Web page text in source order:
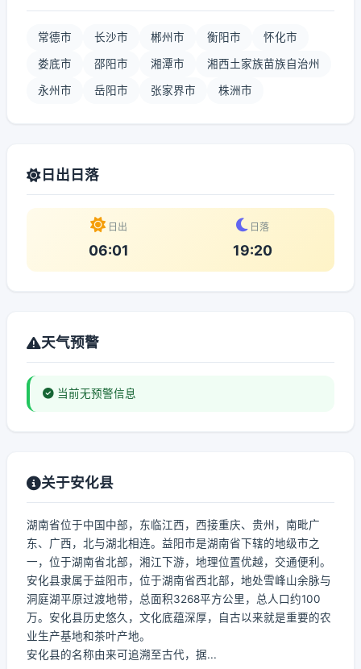
常德市 长沙市 郴州市 衡阳市 怀化市
娄底市 邵阳市 湘潭市 湘西土家族苗族自治州
永州市 岳阳市 张家界市 株洲市
日出日落
日出
06:01
日落
19:20
天气预警
当前无预警信息
关于安化县
湖南省位于中国中部，东临江西，西接重庆、贵州，南毗广
东、广西，北与湖北相连。益阳市是湖南省下辖的地级市之
一，位于湖南省北部，湘江下游，地理位置优越，交通便利。
安化县隶属于益阳市，位于湖南省西北部，地处雪峰山余脉与
洞庭湖平原过渡地带，总面积3268平方公里，总人口约100
万。安化县历史悠久，文化底蕴深厚，自古以来就是重要的农
业生产基地和茶叶产地。
安化县的名称由来可追溯至古代，据...